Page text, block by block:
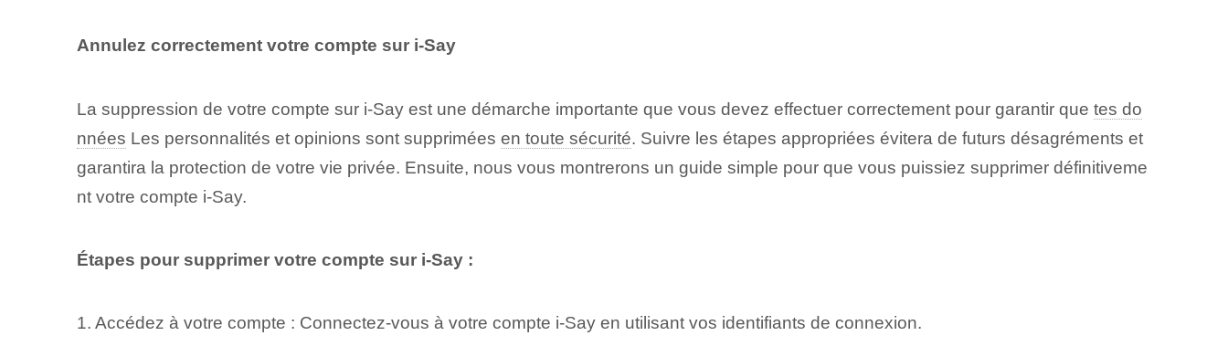
Annulez correctement votre compte sur i-Say
La suppression de votre compte sur i-Say est une démarche importante que vous devez effectuer correctement pour garantir que tes do
nnées Les personnalités et opinions sont supprimées en toute sécurité. Suivre les étapes appropriées évitera de futurs désagréments et
garantira la protection de votre vie privée. Ensuite, nous vous montrerons un guide simple pour que vous puissiez supprimer définitiveme
nt votre compte i-Say.
Étapes pour supprimer votre compte sur i-Say :
1. Accédez à votre compte : Connectez-vous à votre compte i-Say en utilisant vos identifiants de connexion.